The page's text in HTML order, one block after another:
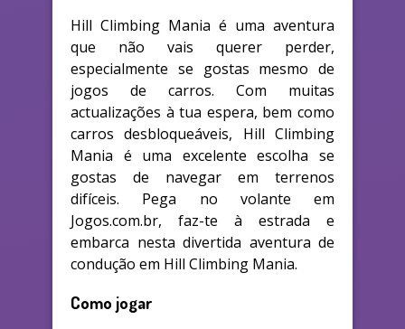
Hill Climbing Mania é uma aventura
que não vais querer perder,
especialmente se gostas mesmo de
jogos de carros. Com muitas
actualizações à tua espera, bem como
carros desbloqueáveis, Hill Climbing
Mania é uma excelente escolha se
gostas de navegar em terrenos
difíceis. Pega no volante em
Jogos.com.br, faz-te à estrada e
embarca nesta divertida aventura de
condução em Hill Climbing Mania.
Como jogar